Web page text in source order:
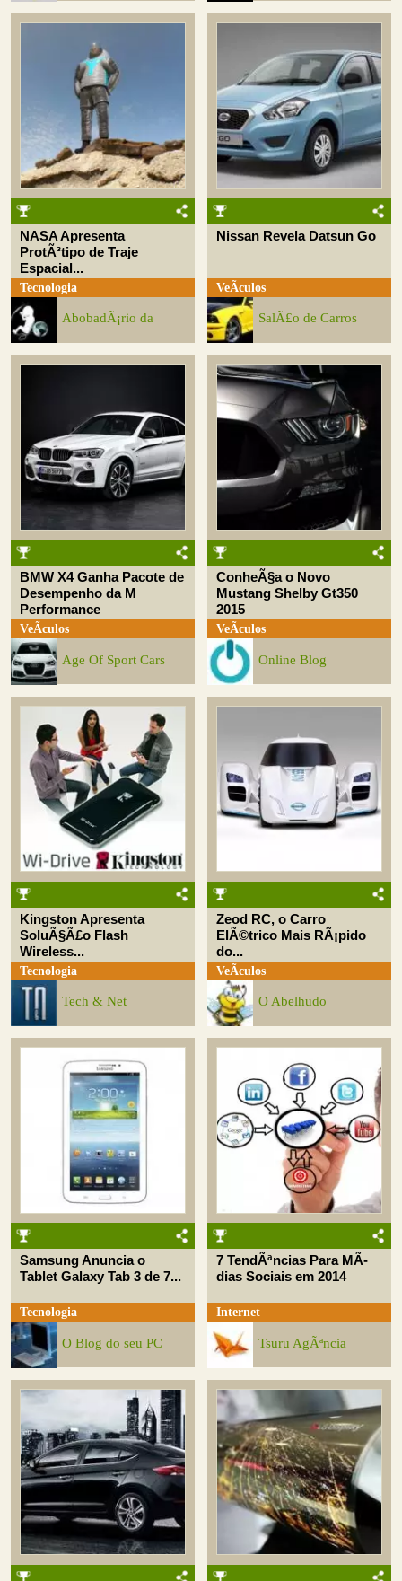
NASA Apresenta
ProtÃ³tipo de Traje
Espacial...
Tecnologia
AbobadÃ¡rio da
Nissan Revela Datsun Go
VeÃ­culos
SalÃ£o de Carros
BMW X4 Ganha Pacote de
Desempenho da M
Performance
VeÃ­culos
Age Of Sport Cars
ConheÃ§a o Novo
Mustang Shelby Gt350
2015
VeÃ­culos
Online Blog
Kingston Apresenta
SoluÃ§Ã£o Flash
Wireless...
Tecnologia
Tech & Net
Zeod RC, o Carro
ElÃ©trico Mais RÃ¡pido
do...
VeÃ­culos
O Abelhudo
Samsung Anuncia o
Tablet Galaxy Tab 3 de 7...
Tecnologia
O Blog do seu PC
7 TendÃªncias Para MÃ­
dias Sociais em 2014
Internet
Tsuru AgÃªncia